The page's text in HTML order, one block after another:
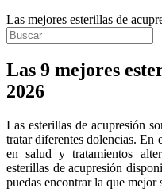
Las mejores esterillas de
Las 9 mejores
2026
Las esterillas de acupresión
tratar diferentes dolencias. En
en salud y tratamientos
esterillas de acupresión
puedas encontrar la que mejor